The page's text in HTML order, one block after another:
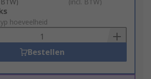
(incl. BTW)
hoeveelheid
Bestellen